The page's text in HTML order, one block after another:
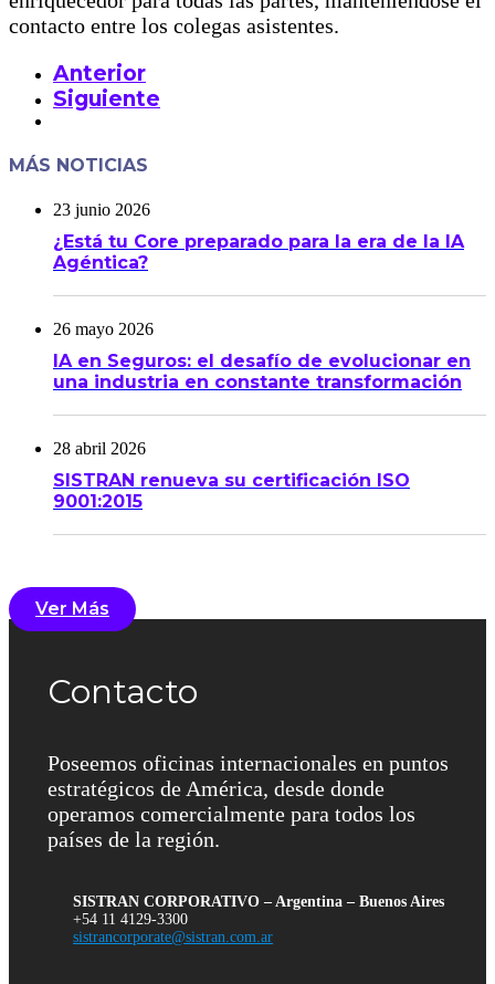
contacto entre los colegas asistentes.
Anterior
Siguiente
MÁS NOTICIAS
23 junio 2026
¿Está tu Core preparado para la era de la IA
Agéntica?
26 mayo 2026
IA en Seguros: el desafío de evolucionar en
una industria en constante transformación
28 abril 2026
SISTRAN renueva su certificación ISO
9001:2015
Ver Más
Contacto
Poseemos oficinas internacionales en puntos
estratégicos de América, desde donde
operamos comercialmente para todos los
países de la región.
SISTRAN CORPORATIVO – Argentina – Buenos Aires
+54 11 4129-3300
sistrancorporate@sistran.com.ar